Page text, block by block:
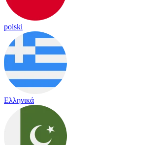
polski
Ελληνικά